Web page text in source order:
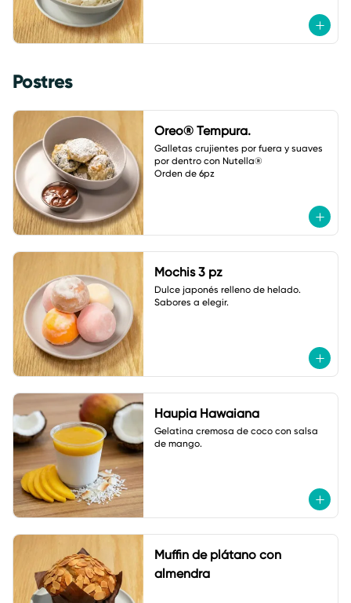
Postres
Oreo® Tempura.
Galletas crujientes por fuera y suaves
por dentro con Nutella®
Orden de 6pz
Mochis 3 pz
Dulce japonés relleno de helado.
Sabores a elegir.
Haupia Hawaiana
Gelatina cremosa de coco con salsa
de mango.
Muffin de plátano con
almendra